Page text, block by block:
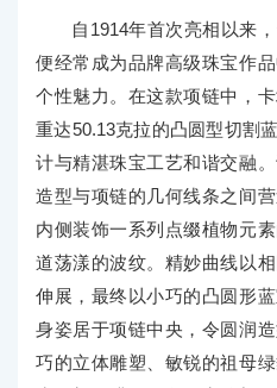
卡地亚全新LE CHŒUR